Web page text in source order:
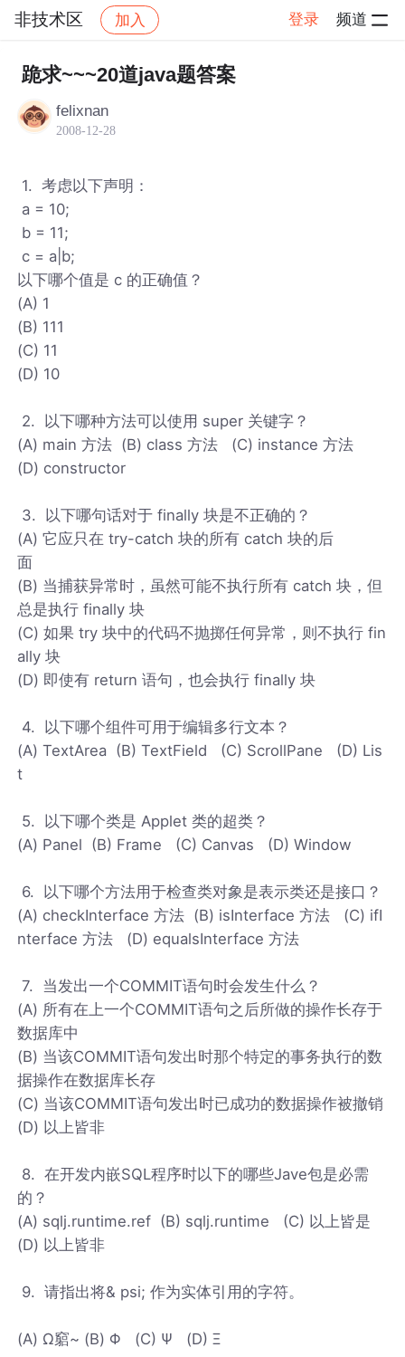
非技术区 加入 登录 频道
社区 非技术区 帖子详情
跪求~~~20道java题答案
felixnan
2008-12-28
1. 考虑以下声明：
a = 10;
b = 11;
c = a|b;
以下哪个值是 c 的正确值？
(A) 1
(B) 111
(C) 11
(D) 10
2. 以下哪种方法可以使用 super 关键字？
(A) main 方法 (B) class 方法 (C) instance 方法
(D) constructor
3. 以下哪句话对于 finally 块是不正确的？
(A) 它应只在 try-catch 块的所有 catch 块的后
面
(B) 当捕获异常时，虽然可能不执行所有 catch 块，但
总是执行 finally 块
(C) 如果 try 块中的代码不抛掷任何异常，则不执行 fin
ally 块
(D) 即使有 return 语句，也会执行 finally 块
4. 以下哪个组件可用于编辑多行文本？
(A) TextArea (B) TextField (C) ScrollPane (D) Lis
t
5. 以下哪个类是 Applet 类的超类？
(A) Panel (B) Frame (C) Canvas (D) Window
6. 以下哪个方法用于检查类对象是表示类还是接口？
(A) checkInterface 方法 (B) isInterface 方法 (C) ifI
nterface 方法 (D) equalsInterface 方法
7. 当发出一个COMMIT语句时会发生什么？
(A) 所有在上一个COMMIT语句之后所做的操作长存于
数据库中
(B) 当该COMMIT语句发出时那个特定的事务执行的数
据操作在数据库长存
(C) 当该COMMIT语句发出时已成功的数据操作被撤销
(D) 以上皆非
8. 在开发内嵌SQL程序时以下的哪些Jave包是必需
的？
(A) sqlj.runtime.ref (B) sqlj.runtime (C) 以上皆是
(D) 以上皆非
9. 请指出将& psi; 作为实体引用的字符。
(A) Ω竆~ (B) Φ (C) Ψ (D) Ξ